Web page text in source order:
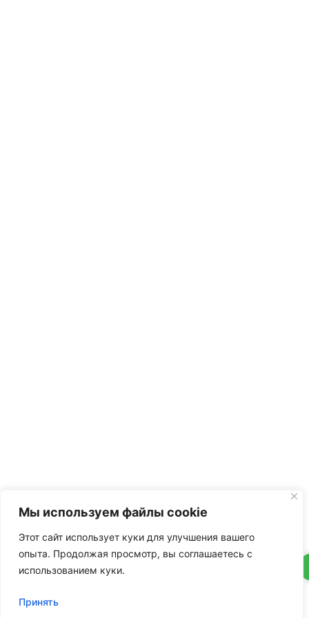
Мы используем файлы cookie
Этот сайт использует куки для улучшения вашего
опыта. Продолжая просмотр, вы соглашаетесь с
использованием куки.
Принять